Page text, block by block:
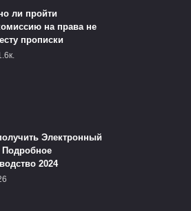
ли пройти
на права не
прописки
Электронный
Подробное
2024